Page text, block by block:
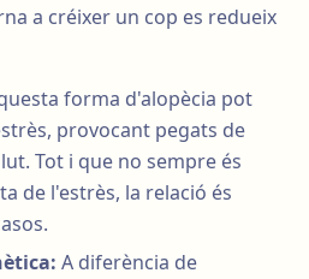
a créixer un cop es redueix
forma d'alopècia pot
provocant pegats de
Tot i que no sempre és
de l'estrès, la relació és
A diferència de